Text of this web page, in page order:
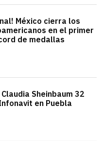
México cierra los
en el primer
de medallas
Sheinbaum 32
en Puebla